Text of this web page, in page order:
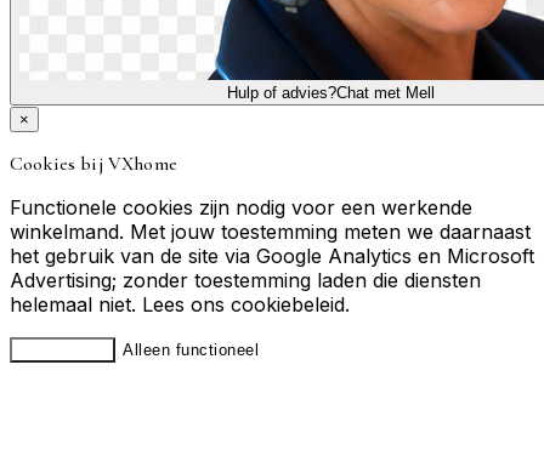
Hulp of advies?Chat met Mell
×
Cookies bij VXhome
Functionele cookies zijn nodig voor een werkende
winkelmand. Met jouw toestemming meten we daarnaast
het gebruik van de site via Google Analytics en Microsoft
Advertising; zonder toestemming laden die diensten
helemaal niet. Lees ons cookiebeleid.
Alleen functioneel